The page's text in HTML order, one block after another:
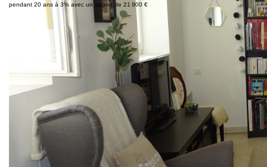
pendant 20 ans à 3% avec un apport de 21 900 €
Description
Réf : 43
En exclusivité, A vendre Salon de Provence, spacieux
appartement T3 avec terrasses et garage
Situé dans le secteur recherché du Pilon Blanc, au dernier
étage d'une résidence récente, ce beau duplex de 75 m²
offre 3 pièces dont 2 chambres.